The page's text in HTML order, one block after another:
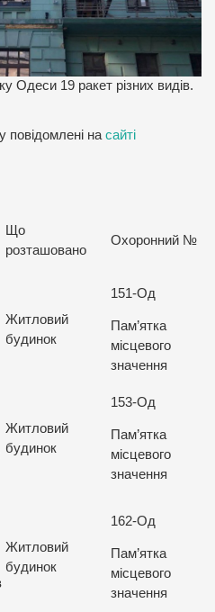
Одеси 19 ракет різних видів.
повідомлені насайті
Що
розташовано
Охоронний №
Житловий
будинок
151-Од
Пам’ятка
місцевого
значення
Житловий
будинок
153-Од
Пам’ятка
місцевого
значення
Житловий
будинок
162-Од
Пам’ятка
місцевого
значення